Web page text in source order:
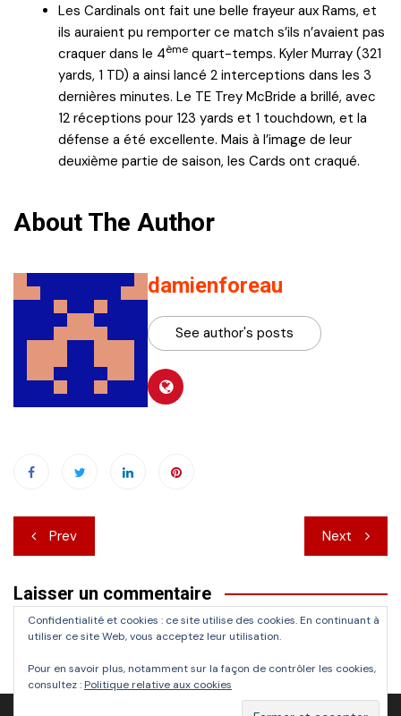
Les Cardinals ont fait une belle frayeur aux Rams, et
ils auraient pu remporter ce match s’ils n’avaient pas
craquer dans le 4ème quart-temps. Kyler Murray (321
yards, 1 TD) a ainsi lancé 2 interceptions dans les 3
dernières minutes. Le TE Trey McBride a brillé, avec
12 réceptions pour 123 yards et 1 touchdown, et la
défense a été excellente. Mais à l’image de leur
deuxième partie de saison, les Cards ont craqué.
About The Author
damienforeau
See author's posts
Navigation
de
l’article
Prev Next
Laisser un commentaire
Vous devezvous connecterpour publier un commentaire.
Confidentialité et cookies : ce site utilise des cookies. En continuant à
utiliser ce site Web, vous acceptez leur utilisation.
Pour en savoir plus, notamment sur la façon de contrôler les cookies,
consultez : Politique relative aux cookies